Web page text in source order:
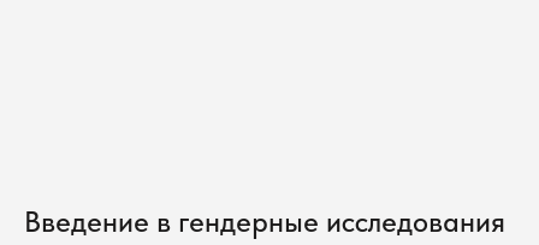
Введение в гендерные исследования